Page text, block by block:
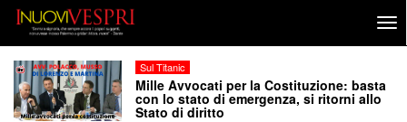
Sul Titanic
Mille Avvocati per la Costituzione: basta
con lo stato di emergenza, si ritorni allo
Stato di diritto